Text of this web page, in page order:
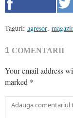
Taguri: agresor,
1 COMENTARII
Your email address
marked *